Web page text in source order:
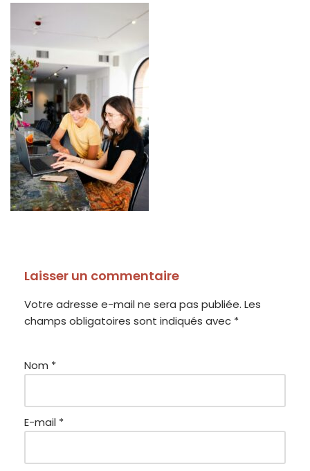
Laisser un commentaire
Votre adresse e-mail ne sera pas publiée. Les
champs obligatoires sont indiqués avec *
Nom *
E-mail *